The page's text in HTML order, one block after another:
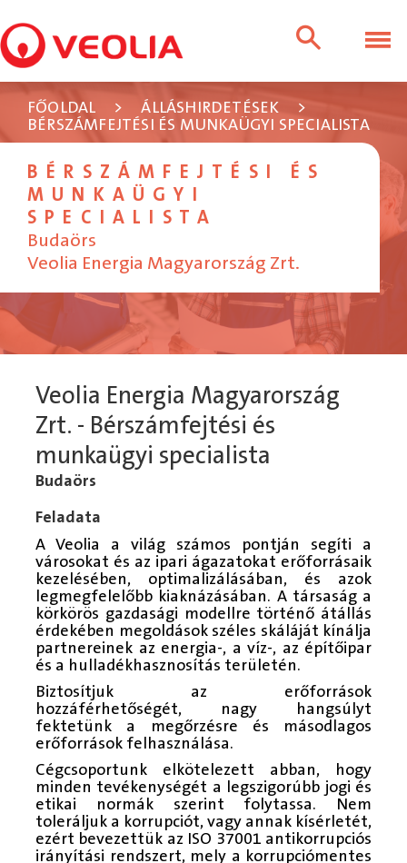
FŐOLDAL > ÁLLÁSHIRDETÉSEK
>
BÉRSZÁMFEJTÉSI ÉS MUNKAÜGYI SPECIALISTA
BÉRSZÁMFEJTÉSI ÉS
MUNKAÜGYI
SPECIALISTA
Budaörs
Veolia Energia Magyarország Zrt.
Veolia Energia Magyarország
Zrt. - Bérszámfejtési és
munkaügyi specialista
Budaörs
Feladata
A Veolia a világ számos pontján segíti a
városokat és az ipari ágazatokat erőforrásaik
kezelésében, optimalizálásában, és azok
legmegfelelőbb kiaknázásában. A társaság a
körkörös gazdasági modellre történő átállás
érdekében megoldások széles skáláját kínálja
partnereinek az energia-, a víz-, az építőipar
és a hulladékhasznosítás területén.
Biztosítjuk az erőforrások
hozzáférhetőségét, nagy hangsúlyt
fektetünk a megőrzésre és másodlagos
erőforrások felhasználása.
Cégcsoportunk elkötelezett abban, hogy
minden tevékenységét a legszigorúbb jogi és
etikai normák szerint folytassa. Nem
toleráljuk a korrupciót, vagy annak kísérletét,
ezért bevezettük az ISO 37001 antikorrupciós
irányítási rendszert, mely a korrupciómentes